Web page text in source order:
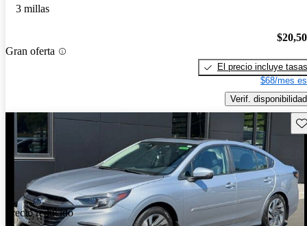
3 millas
Gran oferta
El precio incluye tasas
$68/mes
Verif. disponibilidad
Precio reducido